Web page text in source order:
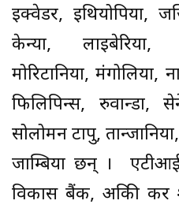
इक्वेडर, इथियोपिया,
केन्या, लाइबेरिया,
मोरिटानिया, मंगोलिया,
फिलिपिन्स, रुवान्डा,
सोलोमन टापु,
जाम्बिया छन् ।
विकास बैंक, अप्रिकी कर